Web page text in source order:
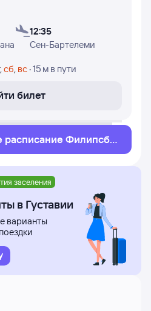
12:35
Сен-Бартелеми
,сб, вс ·15 м в пути
билет
расписание Филипсбу
заселения
в Густавии
варианты